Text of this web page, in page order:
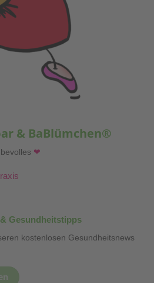
& BaBlümchen®
❤
Gesundheitstipps
kostenlosen Gesundheitsnews